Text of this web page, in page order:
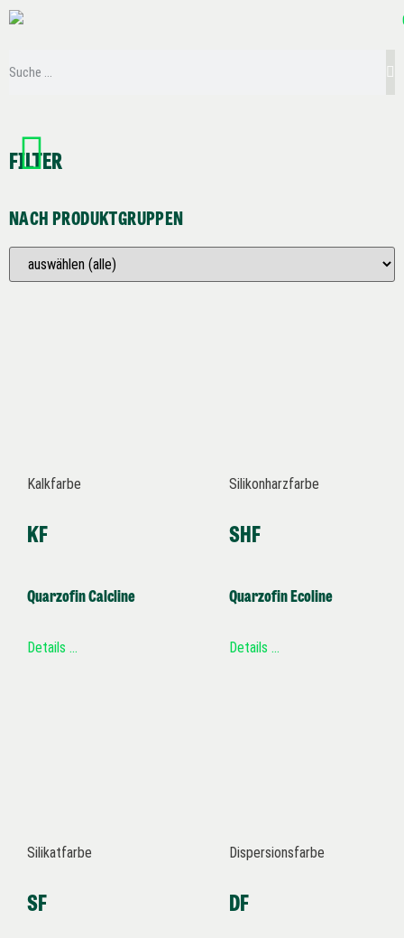
FILTER
NACH PRODUKTGRUPPEN
Kalkfarbe
KF
Quarzofin Calcline
Details …
Silikonharzfarbe
SHF
Quarzofin Ecoline
Details …
Silikatfarbe
SF
Dispersionsfarbe
DF